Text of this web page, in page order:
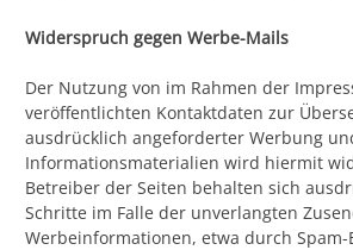
Widerspruch gegen Werbe-Mails
Der Nutzung von im Rahmen der
veröffentlichten Kontaktdaten zur
ausdrücklich angeforderter Werbung
Informationsmaterialien wird hiermit
Betreiber der Seiten behalten sich
Schritte im Falle der unverlangten
Werbeinformationen, etwa durch Spam-